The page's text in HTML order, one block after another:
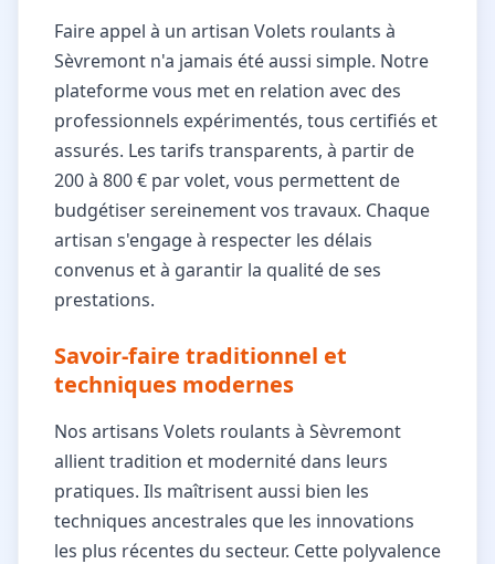
Faire appel à un artisan Volets roulants à
Sèvremont n'a jamais été aussi simple. Notre
plateforme vous met en relation avec des
professionnels expérimentés, tous certifiés et
assurés. Les tarifs transparents, à partir de
200 à 800 € par volet, vous permettent de
budgétiser sereinement vos travaux. Chaque
artisan s'engage à respecter les délais
convenus et à garantir la qualité de ses
prestations.
Savoir-faire traditionnel et
techniques modernes
Nos artisans Volets roulants à Sèvremont
allient tradition et modernité dans leurs
pratiques. Ils maîtrisent aussi bien les
techniques ancestrales que les innovations
les plus récentes du secteur. Cette polyvalence